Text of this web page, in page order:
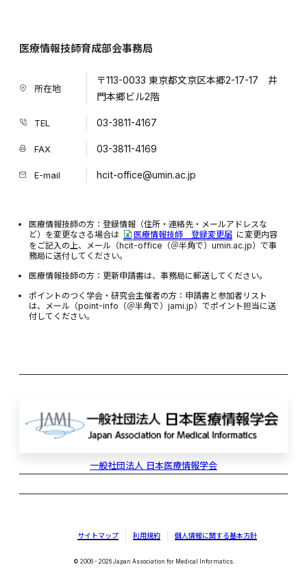
医療情報技師育成部会事務局
所在地
〒113-0033 東京都文京区本郷2-17-17 井
門本郷ビル2階
TEL 03-3811-4167
FAX 03-3811-4169
E-mail hcit-office@umin.ac.jp
医療情報技師の方：登録情報（住所・連絡先・メールアドレスな
ど）を変更なさる場合は
医療情報技師 登録変更届 に変更内容
をご記入の上、メール（hcit-office（＠半角で）umin.ac.jp）で事
務局に送付してください。
医療情報技師の方：更新申請書は、事務局に郵送してください。
ポイントのつく学会・研究会主催者の方：申請書と参加者リスト
は、メール（point-info（＠半角で）jami.jp）でポイント担当に送
付してください。
一般社団法人 日本医療情報学会
© 2006 - 2026 Japan Association for Medical Informatics.
サイトマップ 利用規約 個人情報に関する基本方針